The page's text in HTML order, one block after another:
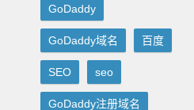
GoDaddy
GoDaddy域名 百度
SEO seo
GoDaddy注册域名